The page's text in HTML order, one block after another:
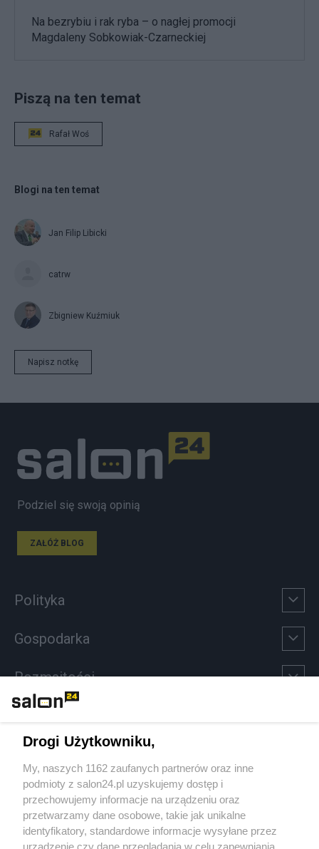
Na bezrybiu i rak ryba – o nagłej promocji
Magdaleny Sobkowiak-Czarneckiej
Piszą na ten temat
Rafał Woś
Blogi na ten temat
Jan Filip Libicki
catrw
Zbigniew Kuźmiuk
Napisz notkę
Podziel się swoją opinią
ZAŁÓŻ BLOG
Polityka
Gospodarka
Rozmaitości
Sport
Społeczeństwo
Kultura
Drogi Użytkowniku,
My, naszych 1162 zaufanych partnerów oraz inne
podmioty z salon24.pl uzyskujemy dostęp i
przechowujemy informacje na urządzeniu oraz
przetwarzamy dane osobowe, takie jak unikalne
identyfikatory, standardowe informacje wysyłane przez
urządzenie czy dane przeglądania w celu zapewniania